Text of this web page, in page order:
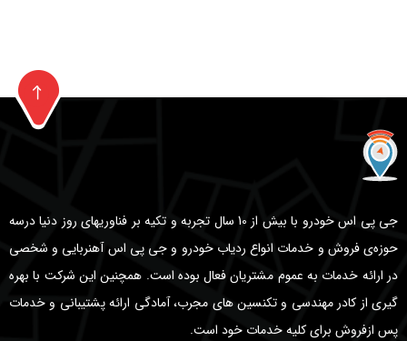
جی پی اس خودرو با بیش از 10 سال تجربه و تکیه بر فناوریهای روز دنیا درسه
حوزه‌ی فروش و خدمات انواع ردیاب خودرو و جی پی اس آهنربایی و شخصی
در ارائه خدمات به عموم مشتریان فعال بوده است. همچنین این شرکت با بهره
گیری از کادر مهندسی و تکنسین های مجرب، آمادگی ارائه پشتیبانی و خدمات
پس ازفروش برای کلیه خدمات خود است.